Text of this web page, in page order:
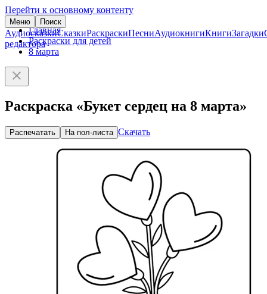
Перейти к основному контенту
Меню Поиск
АудиосказкиСказкиРаскраскиПесниАудиокнигиКнигиЗагадки
редактора
Главная
Раскраски для детей
8 марта
Раскраска «Букет сердец на 8 марта»
Распечатать На пол-листа Скачать